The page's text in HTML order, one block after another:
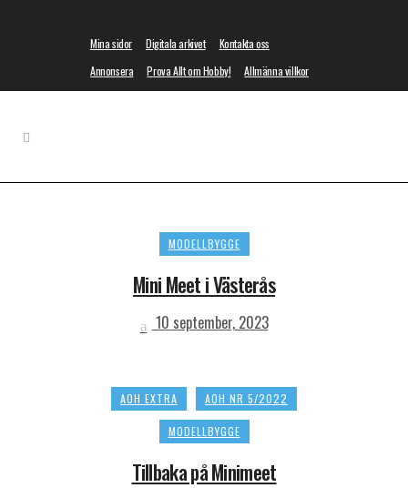
Mina sidor Digitala arkivet
Kontakta oss
Annonsera
Prova Allt om Hobby! Allmänna villkor
MODELLBYGGE
Mini Meet i Västerås
10 september, 2023
AOH EXTRA AOH NR 5/2022
MODELLBYGGE
Tillbaka på Minimeet